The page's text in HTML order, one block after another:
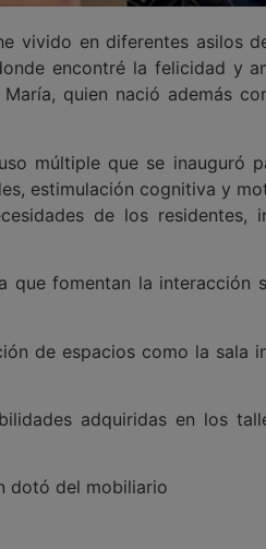
vivido en diferentes asilos
encontré la felicidad y
quien nació además
múltiple que se inauguró
estimulación cognitiva y
de los residentes,
que fomentan la interacción
de espacios como la sala
adquiridas en los
dotó del mobiliario